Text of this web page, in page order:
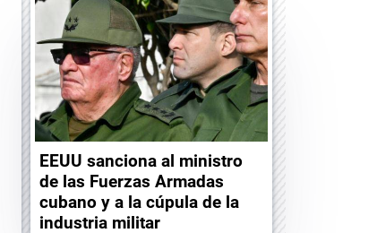
EEUU sanciona al ministro
de las Fuerzas Armadas
cubano y a la cúpula de la
industria militar